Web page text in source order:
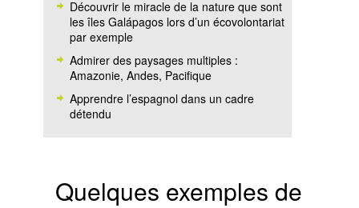
Découvrir le miracle de la nature que sont
les îles Galápagos lors d’un écovolontariat
par exemple
Admirer des paysages multiples :
Amazonie, Andes, Pacifique
Apprendre l’espagnol dans un cadre
détendu
Quelques exemples de